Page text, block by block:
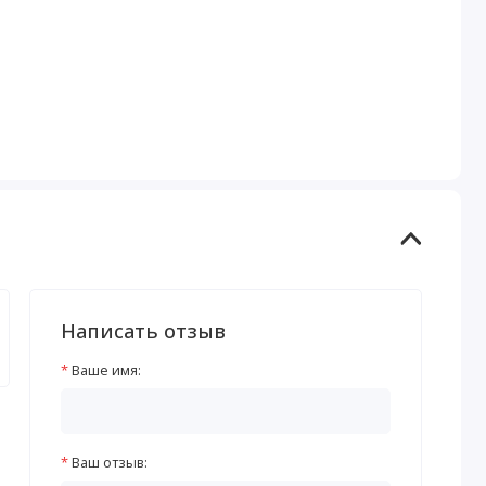
Написать отзыв
Ваше имя:
Ваш отзыв: